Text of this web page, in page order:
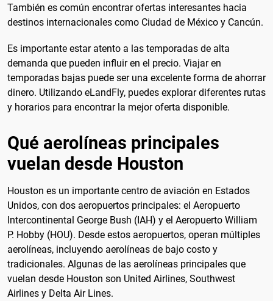
También es común encontrar ofertas interesantes hacia
destinos internacionales como Ciudad de México y Cancún.
Es importante estar atento a las temporadas de alta
demanda que pueden influir en el precio. Viajar en
temporadas bajas puede ser una excelente forma de ahorrar
dinero. Utilizando eLandFly, puedes explorar diferentes rutas
y horarios para encontrar la mejor oferta disponible.
Qué aerolíneas principales
vuelan desde Houston
Houston es un importante centro de aviación en Estados
Unidos, con dos aeropuertos principales: el Aeropuerto
Intercontinental George Bush (IAH) y el Aeropuerto William
P. Hobby (HOU). Desde estos aeropuertos, operan múltiples
aerolíneas, incluyendo aerolíneas de bajo costo y
tradicionales. Algunas de las aerolíneas principales que
vuelan desde Houston son United Airlines, Southwest
Airlines y Delta Air Lines.